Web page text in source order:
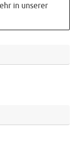
in unserer